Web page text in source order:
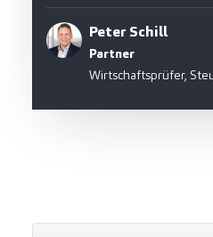
Peter Schill
Partner
Wirtschaftsprüfer,